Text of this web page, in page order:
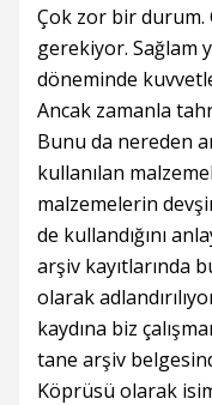
Çok zor bir durum.
gerekiyor. Sağlam
döneminde
Ancak zamanla
Bunu da nereden
kullanılan
malzemelerin
de kullandığını
arşiv kayıtlarında
olarak
kaydına biz
tane arşiv
Köprüsü olarak